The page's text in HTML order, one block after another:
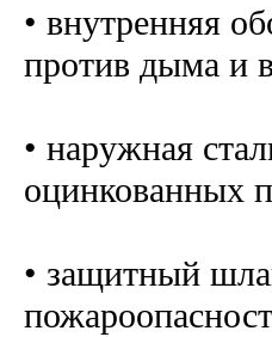
• внутренняя
против дыма и
• наружная
оцинкованных
• защитный